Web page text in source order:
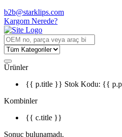
b2b@starklips.com
Kargom Nerede?
Ürünler
{{ p.title }} Stok Kodu: {{
Kombinler
{{ c.title }}
Sonuç bulunamadı.